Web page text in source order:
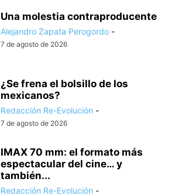
Una molestia contraproducente
Alejandro Zapata Perogordo -
7 de agosto de 2026
¿Se frena el bolsillo de los
mexicanos?
Redacción Re-Evolución -
7 de agosto de 2026
IMAX 70 mm: el formato más
espectacular del cine… y
también...
Redacción Re-Evolución -